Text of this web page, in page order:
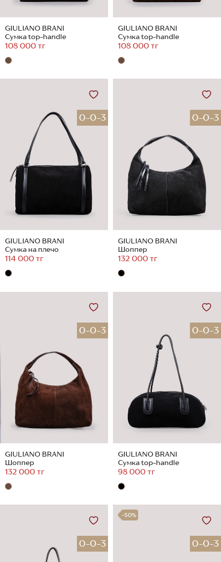
GIULIANO BRANI
Сумка top-handle
108 000 тг
GIULIANO BRANI
Сумка top-handle
108 000 тг
0-0-3
GIULIANO BRANI
Сумка на плечо
114 000 тг
0-0-3
GIULIANO BRANI
Шоппер
132 000 тг
0-0-3
GIULIANO BRANI
Шоппер
132 000 тг
0-0-3
GIULIANO BRANI
Сумка top-handle
98 000 тг
0-0-3
-50%
0-0-3